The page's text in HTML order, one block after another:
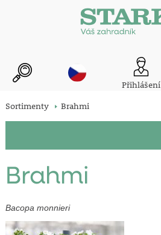
Přihlášení
Sortimenty Brahmi
Brahmi
Bacopa monnieri